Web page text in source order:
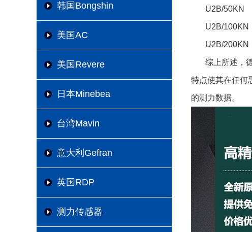
韩国Bongshin
美国AC
美国Revere
日本Minebea
台湾Mavin
意大利Gefran
英国RDP
测力传感器
U2B/50KN
U2B/100KN
U2B/200KN
综上所述，
特点使其在任何
的测力数据。